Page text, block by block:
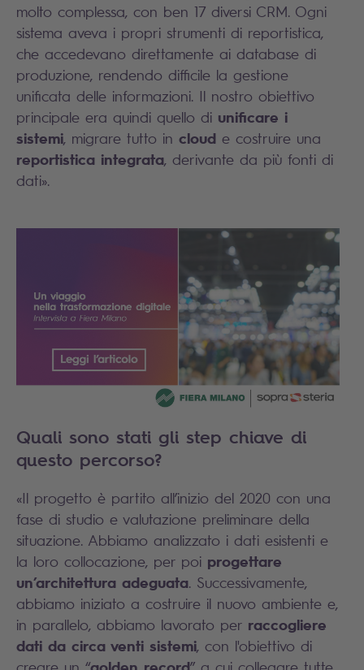
molto complessa, con ben 17 diversi CRM. Ogni
sistema aveva i propri strumenti di reportistica,
che accedevano direttamente ai database di
produzione, rendendo difficile la gestione
unificata delle informazioni. Il nostro obiettivo
principale era quindi quello di unificare i
sistemi, migrare tutto in cloud e costruire una
reportistica integrata, derivante da più fonti di
dati».
Quali sono stati gli step chiave di
questo percorso?
«Il progetto è partito all’inizio del 2020 con una
fase di studio e valutazione preliminare della
situazione. Abbiamo analizzato i dati esistenti e
la loro collocazione, per poi progettare
un’architettura adeguata. Successivamente,
abbiamo iniziato a costruire il nuovo ambiente e,
in parallelo, abbiamo lavorato per raccogliere
dati da circa venti sistemi, con l'obiettivo di